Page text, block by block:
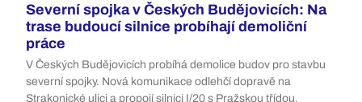
Severní spojka v Českých Budějovicích: Na
trase budoucí silnice probíhají demoliční
práce
V Českých Budějovicích probíhá demolice budov pro stavbu
severní spojky. Nová komunikace odlehčí dopravě na
Strakonické ulici a propojí silnici I/20 s Pražskou třídou.